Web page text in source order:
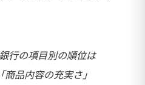
行の項目別の順位は
品内容の充実さ」